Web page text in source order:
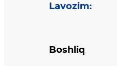
Lavozim:
Boshliq